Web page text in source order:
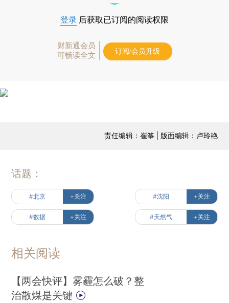
登录 后获取已订阅的阅读权限
财新通会员
可畅读全文
订阅/会员升级
责任编辑：崔筝 | 版面编辑：卢玲艳
话题：
#北京 +关注 #沈阳 +关注
#数据 +关注 #天然气 +关注
相关阅读
【两会快评】雾霾怎么破？整
治散煤是关键